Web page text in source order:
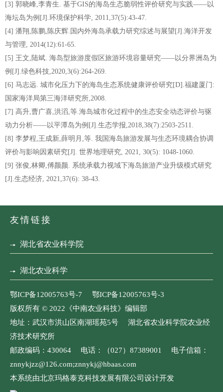
[3] 郭晓峰,李青生. 基于GIS的海岛生态脆弱性评价研究与实践——以
海坛岛为例[J].环境保护科学, 2011,37(5):43-47.
[4] 潘翔,陈鹏,陈庆辉.国内外海岛承载力研究综述与展望[J].海洋开发
与管理, 2014(12):61-65.
[5] 王文,陆斌. 海岛型旅游度假区旅游环境容量研究——以分界洲岛为
例[J].绿色科技,2020,3(6):264-269.
[6] 马志远. 城市化压力下的海岛生态系统健康评价研究[D].福建厦门:
国家海洋局第三海洋研究所,2008.
[7] 高升,曹广喜,洪滔,等.海岛城市化过程中的生态安全动态评价与驱
动力分析——以平潭岛为例[J].生态学报,2018,38(7):2503-2511.
[8] 李梦程,王成新,薛明月,等. 我国海岛旅游发展与生态环境耦合协调
评价与影响因素研究[J]. 世界地理研究, 2021, 30(5): 1048-1060.
[9] 张俊,林卿,傅颜颜. 系统承载力视域下海岛旅游产业升级模式研究
[J].生态经济, 2021,37(6): 38-43.
友情链接
湖北省农业科学院
湖北农业科学
鄂ICP备12005763号-7 鄂ICP备12005763号-3
版权所有 © 2022《中南农业科技》编辑部
地址：武汉市洪山区南湖瑶苑5号 湖北省农业科学院农业经
济技术研究所
邮政编码：430064 电话：（027）87389001 电子信箱：
znnykjzz@126.com;znnykj@hbaas.com
本系统由北京玛格泰克科技发展有限公司设计开发